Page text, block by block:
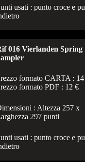
usati : punto croce e
016 Vierlanden Spring
formato CARTA :
formato PDF : 12 €
: Altezza 257 x
297 punti
usati : punto croce e